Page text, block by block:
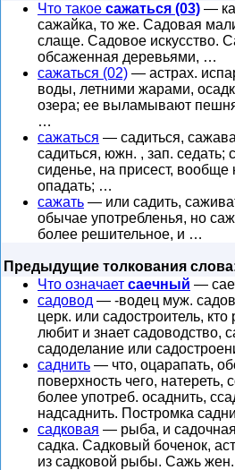
Что такое сажаться (03) —
сажайка, то же. Садовая
слаще. Садовое искусство.
обсаженная деревьями, …
сажаться (02) — астрах.
воды, летними жарами,
озера; ее выламывают
…
сажаться — садиться,
садиться, южн. , зап. седать;
сиденье, на присест, вообще
опадать; …
сажать — или садить,
обычае употребленья, но
более решительное, и …
Предыдущие толкования
Что означает саечный —
садовод — -водец муж.
церк. или садостроитель,
любит и знает садоводство,
садоделание или
саднить — что, оцарапать,
поверхность чего, натереть,
более употреб. осаднить,
надсаднить. Постромка
садковая — рыба, и
садка. Садковый боченок,
из садковой рыбы. Сажь